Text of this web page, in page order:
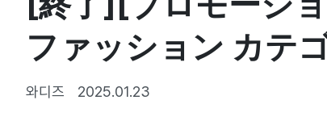
重要なお知らせ
企画展
セキュリ
ファッション カテ
와디즈 2025.01.23